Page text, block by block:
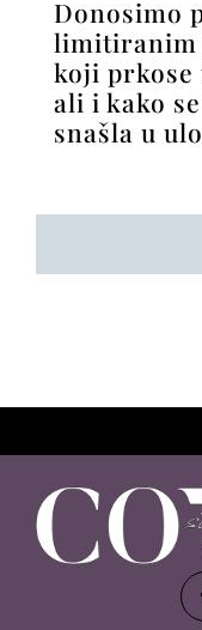
Donosimo
limitiranim
koji prkose
ali i kako
snašla u